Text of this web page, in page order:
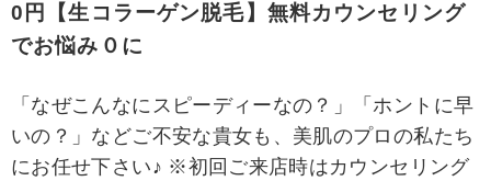
0円【生コラーゲン脱毛】無料カウンセリング
でお悩み０に
「なぜこんなにスピーディーなの？」「ホントに早
いの？」などご不安な貴女も、美肌のプロの私たち
にお任せ下さい♪ ※初回ご来店時はカウンセリング